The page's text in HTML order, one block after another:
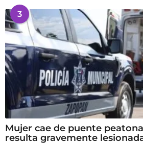
3
Mujer cae de puente
resulta gravemente